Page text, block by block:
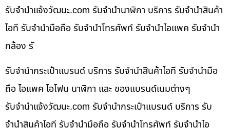
รับจํานําแจ้งวัฒนะ.com รับจำนำนาฬิกา บริการ รับจำนำสินค้า
ไอที รับจำนำมือถือ รับจำนำโทรศัพท์ รับจำนำไอแพค รับจำนำ
กล้อง รั
รับจำนำกระเป๋าแบรนด์ บริการ รับจำนำสินค้าไอที รับจำนำมือ
ถือ ไอแพค ไอโฟน นาฬิกา และ ของแบรนด์เนมต่างๆ
รับจํานําแจ้งวัฒนะ.com รับจำนำกระเป๋าแบรนด์ บริการ รับ
จำนำสินค้าไอที รับจำนำมือถือ รับจำนำโทรศัพท์ รับจำนำไอ